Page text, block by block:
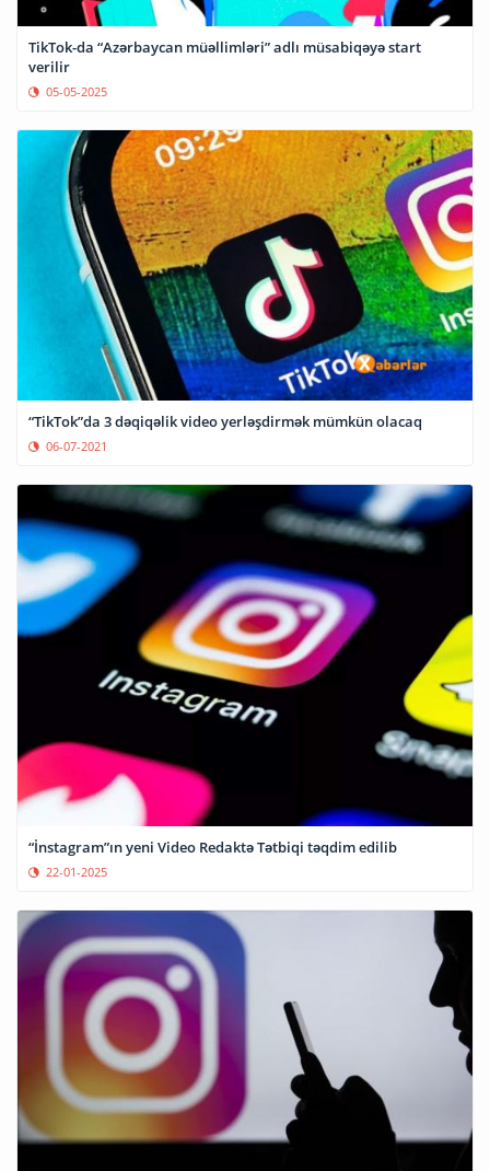
TikTok-da “Azərbaycan müəllimləri” adlı müsabiqəyə start
verilir
05-05-2025
“TikTok”da 3 dəqiqəlik video yerləşdirmək mümkün olacaq
06-07-2021
“İnstagram”ın yeni Video Redaktə Tətbiqi təqdim edilib
22-01-2025